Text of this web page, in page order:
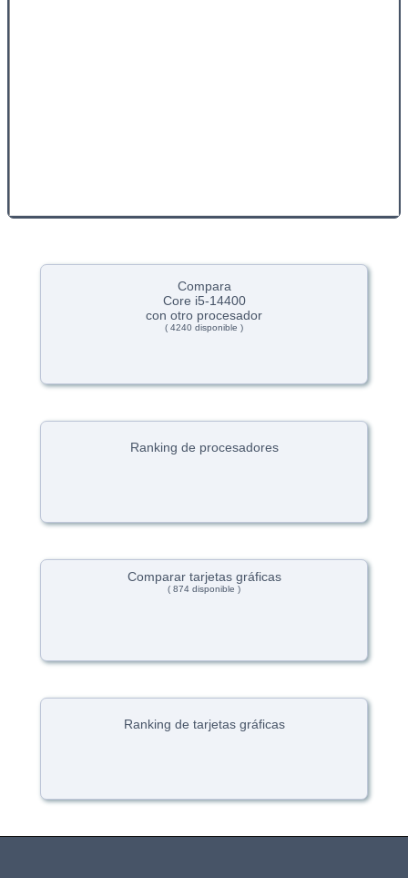
Compara
Core i5-14400
con otro procesador
( 4240 disponible )
Ranking de procesadores
Comparar tarjetas gráficas
( 874 disponible )
Ranking de tarjetas gráficas